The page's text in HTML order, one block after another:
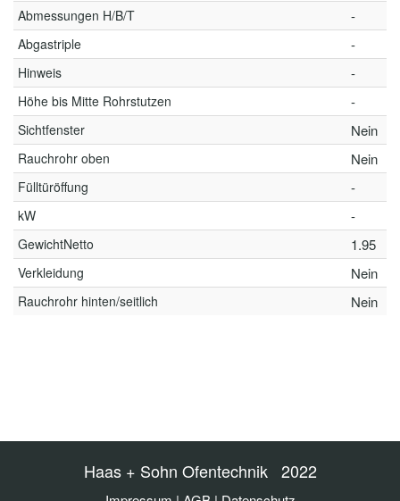
Abmessungen H/B/T -
Abgastriple -
Hinweis -
Höhe bis Mitte Rohrstutzen -
Sichtfenster Nein
Rauchrohr oben Nein
Fülltüröffung -
kW -
GewichtNetto 1.95
Verkleidung Nein
Rauchrohr hinten/seitlich Nein
Haas + Sohn Ofentechnik 2022